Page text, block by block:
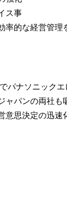
ス事
率的な経営管
パナソニック
ャパンの両社
意思決定の迅